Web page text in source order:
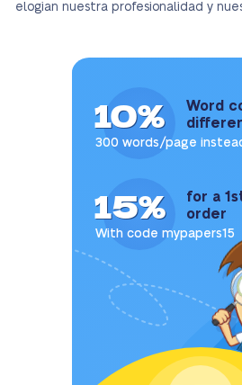
elogian nuestra profesionalidad y
10%
Word
300 words/page
15%
for a
order
With code mypapers15